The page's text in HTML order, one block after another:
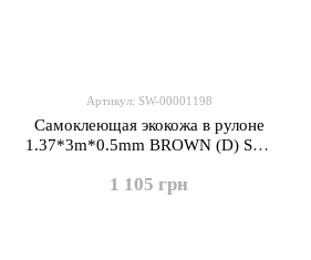
Артикул: SW-00001198
Самоклеющая экокожа в рулоне
1.37*3m*0.5mm BROWN (D) SW-
1 105 грн